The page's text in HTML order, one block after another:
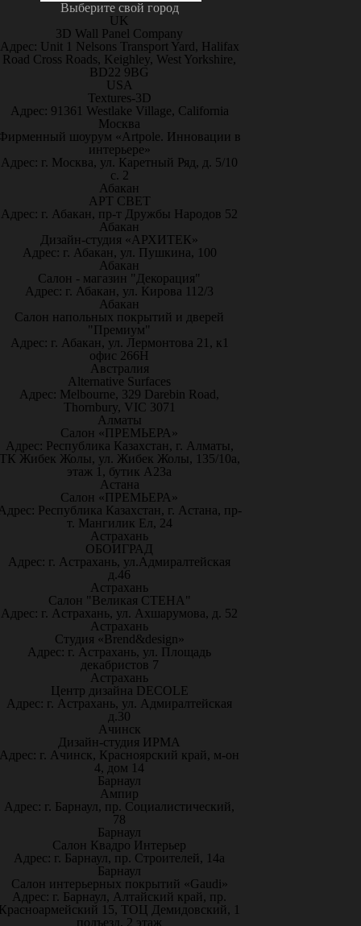
Выберите свой город
UK
3D Wall Panel Company
Адрес: Unit 1 Nelsons Transport Yard, Halifax
Road Cross Roads, Keighley, West Yorkshire,
BD22 9BG
USA
Textures-3D
Адрес: 91361 Westlake Village, California
Москва
шоурум «Artpole. Инновации в
интерьере»
Адрес: г. Москва, ул. Каретный Ряд, д. 5/10
с. 2
Абакан
АРТ СВЕТ
Адрес: г. Абакан, пр-т Дружбы Народов 52
Абакан
Дизайн-студия «АРХИТЕК»
Адрес: г. Абакан, ул. Пушкина, 100
Абакан
Салон - магазин "Декорация"
Адрес: г. Абакан, ул. Кирова 112/3
Абакан
Салон напольных покрытий и дверей
"Премиум"
Адрес: г. Абакан, ул. Лермонтова 21, к1
офис 266Н
Австралия
Alternative Surfaces
Адрес: Melbourne, 329 Darebin Road,
Thornbury, VIC 3071
Алматы
Салон «ПРЕМЬЕРА»
Адрес: Республика Казахстан, г. Алматы,
Жибек Жолы, ул. Жибек Жолы, 135/10а,
этаж 1, бутик А23а
Астана
Салон «ПРЕМЬЕРА»
Республика Казахстан, г. Астана, пр-
т. Мангилик Ел, 24
Астрахань
ОБОИГРАД
Адрес: г. Астрахань, ул.Адмиралтейская
д.46
Астрахань
Салон "Великая СТЕНА"
Адрес: г. Астрахань, ул. Ахшарумова, д. 52
Астрахань
Студия «Brend&design»
Адрес: г. Астрахань, ул. Площадь
декабристов 7
Астрахань
Центр дизайна DECOLE
Адрес: г. Астрахань, ул. Адмиралтейская
д.30
Ачинск
Дизайн-студия ИРМА
Адрес: г. Ачинск, Красноярский край, м-он
4, дом 14
Барнаул
Ампир
Адрес: г. Барнаул, пр. Социалистический,
78
Барнаул
Салон Квадро Интерьер
Адрес: г. Барнаул, пр. Строителей, 14а
Барнаул
Салон интерьерных покрытий «Gaudi»
Адрес: г. Барнаул, Алтайский край, пр.
15, ТОЦ Демидовский, 1
подъезд, 2 этаж